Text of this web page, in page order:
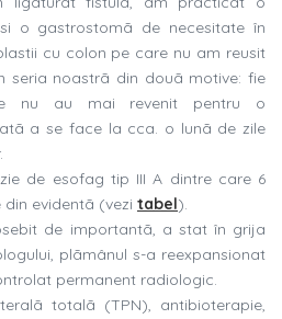
o gastrostomã de necesitate în
cu colon pe care nu am reusit
seria noastrã din douã motive: fie
nu au mai revenit pentru o
a se face la cca. o lunã de zile
de esofag tip III A dintre care 6
din evidentã (vezi tabel).
de importantã, a stat în grija
plãmânul s-a reexpansionat
permanent radiologic.
totalã (TPN), antibioterapie,